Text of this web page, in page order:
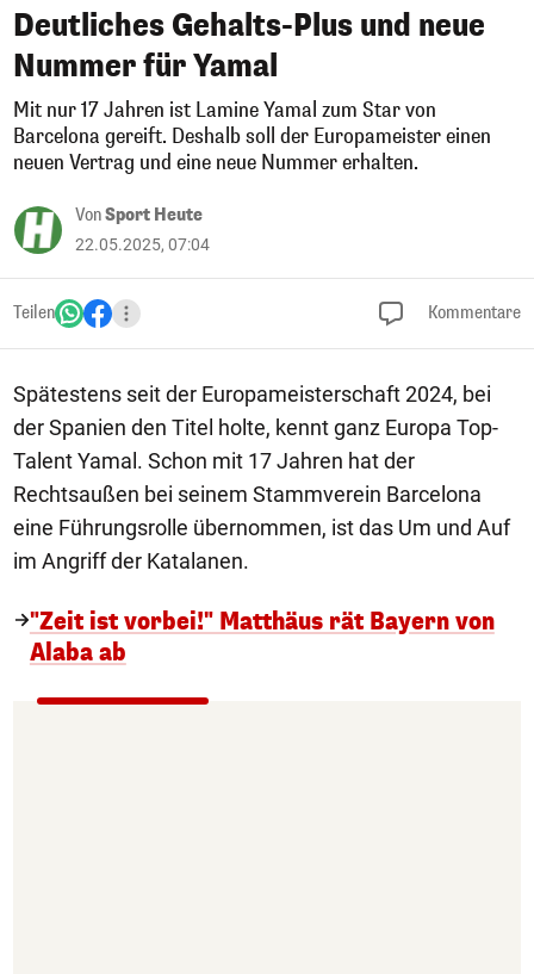
Deutliches Gehalts-Plus und neue
Nummer für Yamal
Mit nur 17 Jahren ist Lamine Yamal zum Star von
Barcelona gereift. Deshalb soll der Europameister einen
neuen Vertrag und eine neue Nummer erhalten.
VonSport Heute
22.05.2025, 07:04
Teilen Kommentare
Spätestens seit der Europameisterschaft 2024, bei
der Spanien den Titel holte, kennt ganz Europa Top-
Talent Yamal. Schon mit 17 Jahren hat der
Rechtsaußen bei seinem Stammverein Barcelona
eine Führungsrolle übernommen, ist das Um und Auf
im Angriff der Katalanen.
"Zeit ist vorbei!" Matthäus rät Bayern von
Alaba ab